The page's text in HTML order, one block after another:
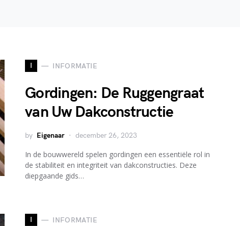
I INFORMATIE
Gordingen: De Ruggengraat
van Uw Dakconstructie
by Eigenaar december 26, 2023
In de bouwwereld spelen gordingen een essentiële rol in
de stabiliteit en integriteit van dakconstructies. Deze
diepgaande gids…
I INFORMATIE